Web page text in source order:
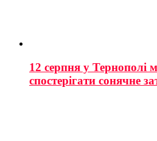
12 серпня у Тернополі
спостерігати сонячне